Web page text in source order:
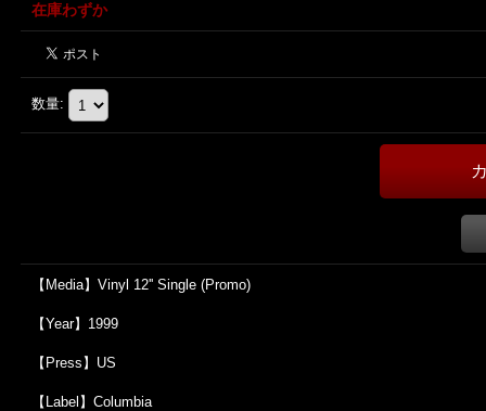
在庫わずか
数量:
【Media】Vinyl 12'' Single (Promo)
【Year】1999
【Press】US
【Label】Columbia